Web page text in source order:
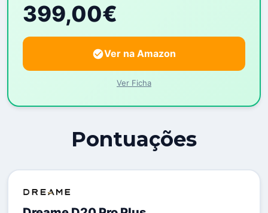
399,00€
Ver na Amazon
Ver Ficha
Pontuações